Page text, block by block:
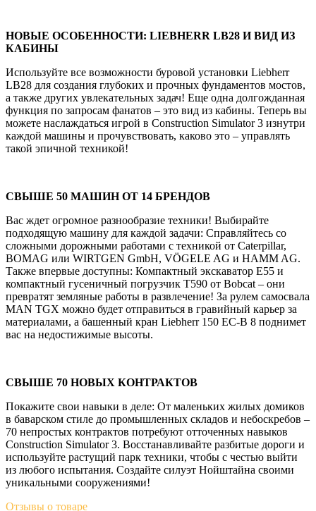
НОВЫЕ ОСОБЕННОСТИ: LIEBHERR LB28 И ВИД ИЗ
КАБИНЫ
Используйте все возможности буровой установки Liebherr
LB28 для создания глубоких и прочных фундаментов мостов,
а также других увлекательных задач! Еще одна долгожданная
функция по запросам фанатов – это вид из кабины. Теперь вы
можете наслаждаться игрой в Construction Simulator 3 изнутри
каждой машины и прочувствовать, каково это – управлять
такой эпичной техникой!
СВЫШЕ 50 МАШИН ОТ 14 БРЕНДОВ
Вас ждет огромное разнообразие техники! Выбирайте
подходящую машину для каждой задачи: Справляйтесь со
сложными дорожными работами с техникой от Caterpillar,
BOMAG или WIRTGEN GmbH, VÖGELE AG и HAMM AG.
Также впервые доступны: Компактный экскаватор E55 и
компактный гусеничный погрузчик T590 от Bobcat – они
превратят земляные работы в развлечение! За рулем самосвала
MAN TGX можно будет отправиться в гравийный карьер за
материалами, а башенный кран Liebherr 150 EC-B 8 поднимет
вас на недостижимые высоты.
СВЫШЕ 70 НОВЫХ КОНТРАКТОВ
Покажите свои навыки в деле: От маленьких жилых домиков
в баварском стиле до промышленных складов и небоскребов –
70 непростых контрактов потребуют отточенных навыков
Construction Simulator 3. Восстанавливайте разбитые дороги и
используйте растущий парк техники, чтобы с честью выйти
из любого испытания. Создайте силуэт Нойштайна своими
уникальными сооружениями!
Отзывы о товаре